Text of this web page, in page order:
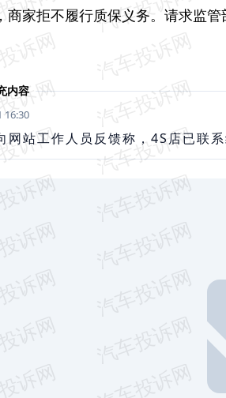
商家拒不履行质保义务。请求监
内容
16:30
网站工作人员反馈称，4S店已联